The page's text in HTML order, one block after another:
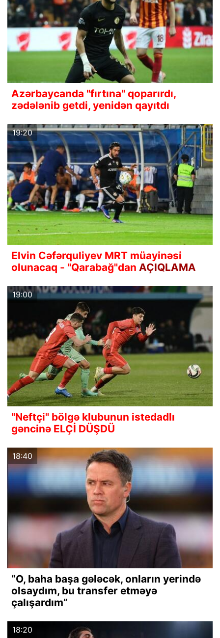
Azərbaycanda "fırtına" qoparırdı,
zədələnib getdi, yenidən qayıtdı
19:20
Elvin Cəfərquliyev MRT müayinəsi
olunacaq - "Qarabağ"dan AÇIQLAMA
19:00
"Neftçi" bölgə klubunun istedadlı
gəncinə ELÇİ DÜŞDÜ
18:40
“O, baha başa gələcək, onların yerində
olsaydım, bu transfer etməyə
çalışardım”
18:20